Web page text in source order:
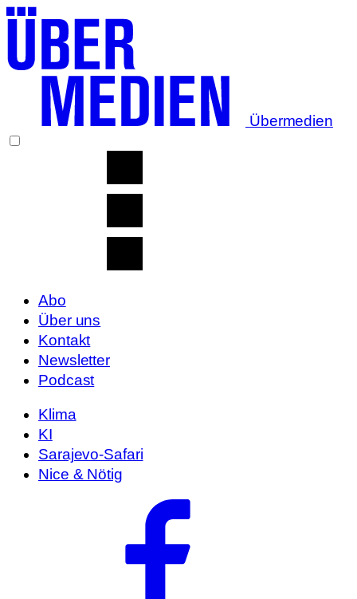
Übermedien
Abo
Über uns
Kontakt
Newsletter
Podcast
Klima
KI
Sarajevo-Safari
Nice & Nötig